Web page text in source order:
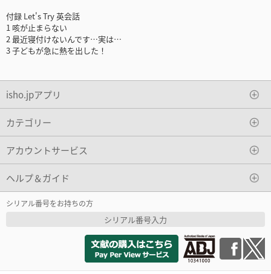
付録 Let's Try 英会話
1 咳が止まらない
2 最近寝付けないんです…実は…
3 子どもが急に熱を出した！
isho.jpアプリ
カテゴリー
アカウントサービス
ヘルプ＆ガイド
シリアル番号をお持ちの方
シリアル番号入力